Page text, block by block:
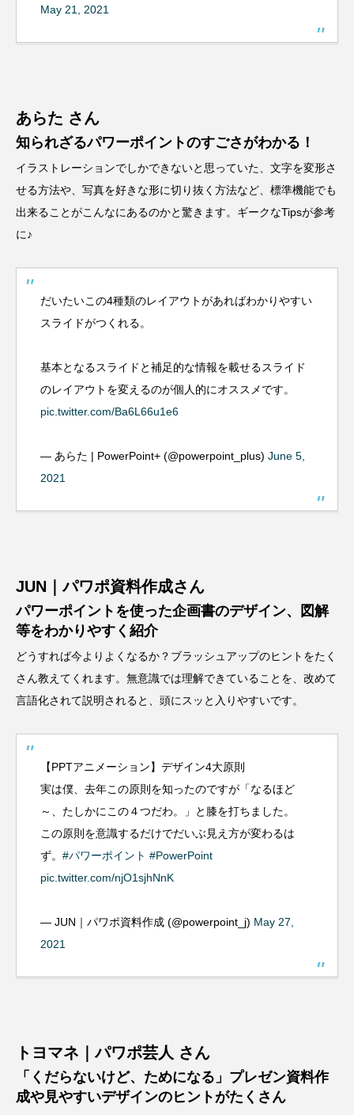
May 21, 2021
あらた さん
知られざるパワーポイントのすごさがわかる！
イラストレーションでしかできないと思っていた、文字を変形さ
せる方法や、写真を好きな形に切り抜く方法など、標準機能でも
出来ることがこんなにあるのかと驚きます。ギークなTipsが参考
に♪
だいたいこの4種類のレイアウトがあればわかりやすい
スライドがつくれる。
基本となるスライドと補足的な情報を載せるスライド
のレイアウトを変えるのが個人的にオススメです。
pic.twitter.com/Ba6L66u1e6
— あらた | PowerPoint+ (@powerpoint_plus) June 5,
2021
JUN｜パワポ資料作成さん
パワーポイントを使った企画書のデザイン、図解
等をわかりやすく紹介
どうすれば今よりよくなるか？ブラッシュアップのヒントをたく
さん教えてくれます。無意識では理解できていることを、改めて
言語化されて説明されると、頭にスッと入りやすいです。
【PPTアニメーション】デザイン4大原則
実は僕、去年この原則を知ったのですが「なるほど
～、たしかにこの４つだわ。」と膝を打ちました。
この原則を意識するだけでだいぶ見え方が変わるは
ず。 #パワーポイント #PowerPoint
pic.twitter.com/njO1sjhNnK
— JUN｜パワポ資料作成 (@powerpoint_j) May 27,
2021
トヨマネ｜パワポ芸人 さん
「くだらないけど、ためになる」プレゼン資料作
成や見やすいデザインのヒントがたくさん